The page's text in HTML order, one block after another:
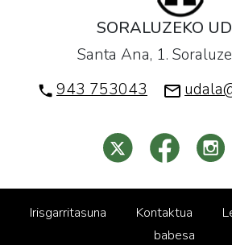
SORALUZEKO
Santa Ana, 1.
943 753043
Irisgarritasuna Kontaktua
babesa